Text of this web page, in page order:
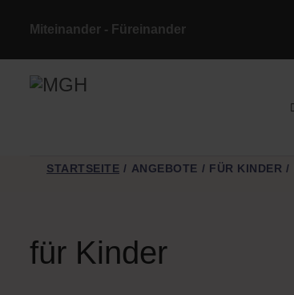
Miteinander - Füreinander
STARTSEITE ANGEBOTE FÜR KINDER
für Kinder